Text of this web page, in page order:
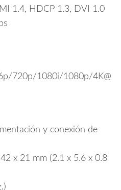
1.4, HDCP 1.3, DVI 1.0
720p/1080i/1080p/4K@
y conexión de
x 21 mm (2.1 x 5.6 x 0.8